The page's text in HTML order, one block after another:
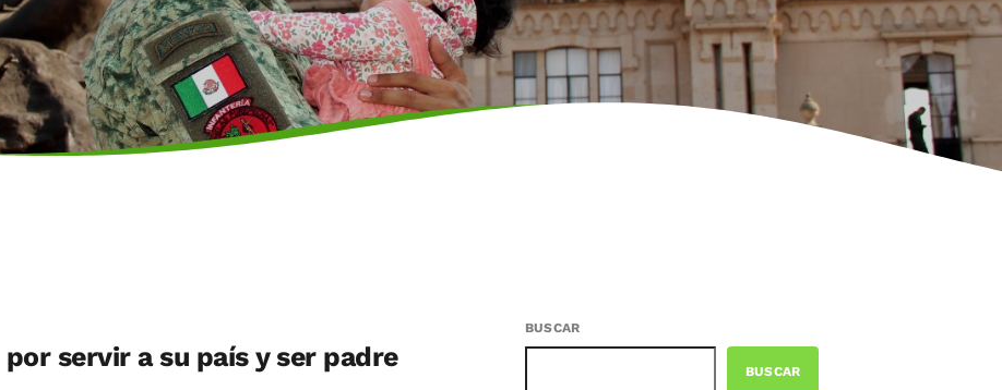
servir a su país y ser padre
BUSCAR
BUSCAR